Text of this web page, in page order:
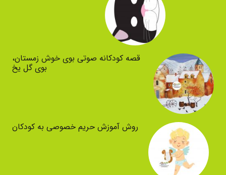
قصه کودکانه صوتی بوی خوش زمستان،
بوی گل یخ
روش آموزش حریم خصوصی به کودکان